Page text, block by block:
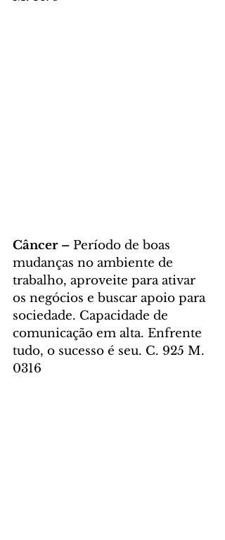
Câncer – Período de boas
mudanças no ambiente de
trabalho, aproveite para ativar
os negócios e buscar apoio para
sociedade. Capacidade de
comunicação em alta. Enfrente
tudo, o sucesso é seu. C. 925 M.
0316